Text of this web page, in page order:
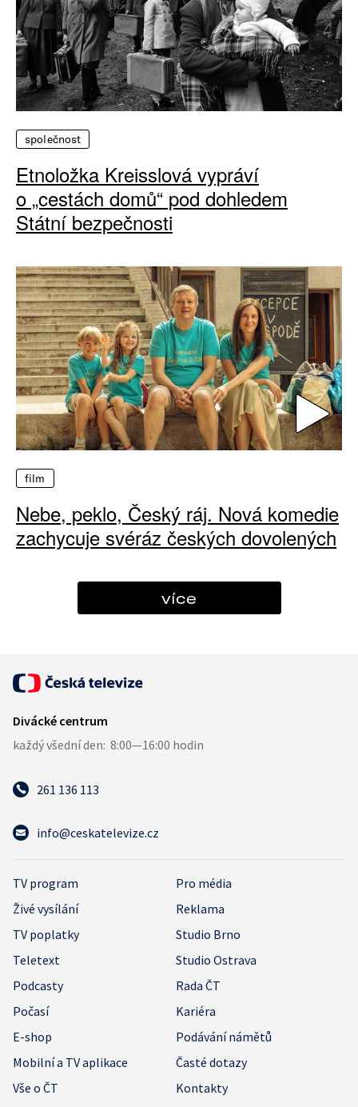
společnost
Etnoložka Kreisslová vypráví
o „cestách domů“ pod dohledem
Státní bezpečnosti
film
Nebe, peklo, Český ráj. Nová komedie
zachycuje svéráz českých dovolených
více
261 136 113
info@ceskatelevize.cz
TV program
Pro média
Živé vysílání
Reklama
TV poplatky
Studio Brno
Teletext
Studio Ostrava
Podcasty
Rada ČT
Počasí
Kariéra
E-shop
Podávání námětů
Mobilní a TV aplikace
Časté dotazy
Vše o ČT
Kontakty